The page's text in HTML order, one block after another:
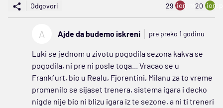
Odgovori 29 ion:minus
20
A Ajde da budemo iskreni pre preko 1 godinu
Luki se jednom u zivotu pogodila sezona kakva se
pogodila, ni pre ni posle toga... Vracao se u
Frankfurt, bio u Realu, Fjorentini, Milanu za to vreme
promenilo se sijaset trenera, sistema igara i decko
nigde nije bio ni blizu igara iz te sezone, a ni ti treneri